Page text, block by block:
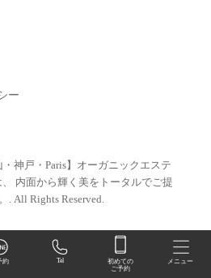
ー
・神戸・Paris】オーガニックエステ
内面から輝く美をトータルでご提
. All Rights Reserved.
約 Tel
初めての
ご予約
メニュー